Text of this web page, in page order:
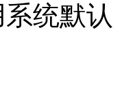
统默认